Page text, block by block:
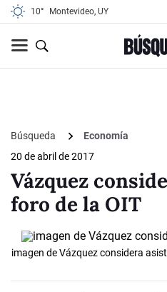
10° Montevideo, UY
Búsqueda
Economía
20 de abril de 2017
Vázquez
foro de la OIT
imagen de Vázquez considera